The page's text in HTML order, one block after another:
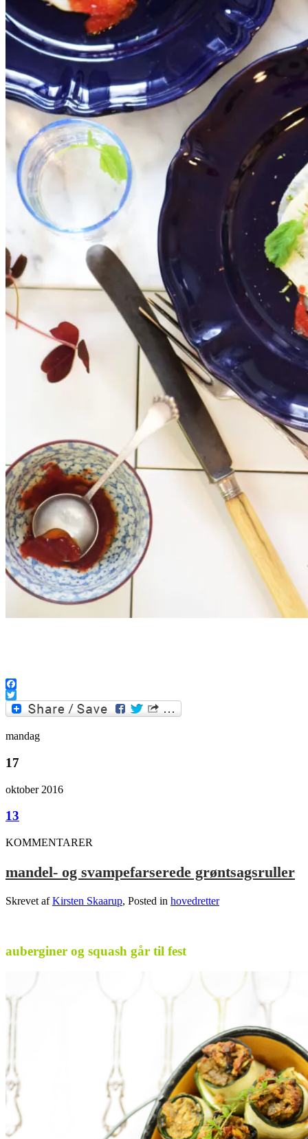
Facebook
Twitter
mandag
17
oktober 2016
13
KOMMENTARER
mandel- og svampefarserede grøntsagsruller
Skrevet afKirsten Skaarup, Posted in hovedretter
auberginer og squash går til fest